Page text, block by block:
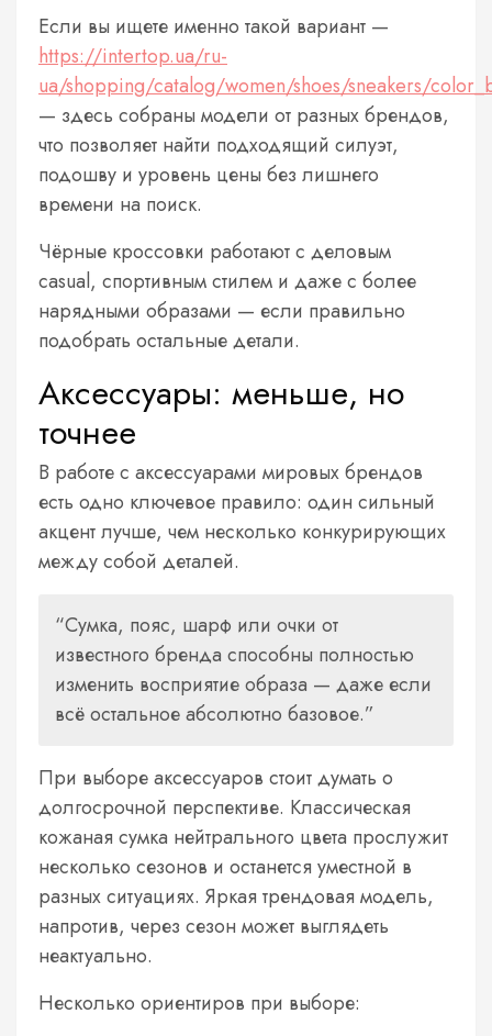
Если вы ищете именно такой вариант —
https://intertop.ua/ru-
ua/shopping/catalog/women/shoes/sneakers/
— здесь собраны модели от разных брендов,
что позволяет найти подходящий силуэт,
подошву и уровень цены без лишнего
времени на поиск.
Чёрные кроссовки работают с деловым
casual, спортивным стилем и даже с более
нарядными образами — если правильно
подобрать остальные детали.
Аксессуары: меньше, но
точнее
В работе с аксессуарами мировых брендов
есть одно ключевое правило: один сильный
акцент лучше, чем несколько конкурирующих
между собой деталей.
Сумка, пояс, шарф или очки от
известного бренда способны полностью
изменить восприятие образа — даже если
всё остальное абсолютно базовое.
При выборе аксессуаров стоит думать о
долгосрочной перспективе. Классическая
кожаная сумка нейтрального цвета прослужит
несколько сезонов и останется уместной в
разных ситуациях. Яркая трендовая модель,
напротив, через сезон может выглядеть
неактуально.
Несколько ориентиров при выборе: